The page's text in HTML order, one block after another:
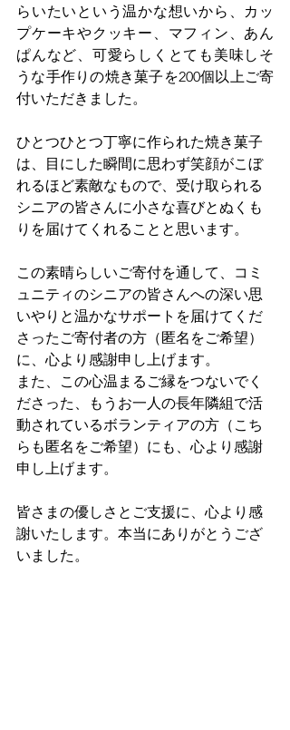
らいたいという温かな想いから、カッ
プケーキやクッキー、マフィン、あん
ぱんなど、可愛らしくとても美味しそ
うな手作りの焼き菓子を200個以上ご寄
付いただきました。
ひとつひとつ丁寧に作られた焼き菓子
は、目にした瞬間に思わず笑顔がこぼ
れるほど素敵なもので、受け取られる
シニアの皆さんに小さな喜びとぬくも
りを届けてくれることと思います。
この素晴らしいご寄付を通して、コミ
ュニティのシニアの皆さんへの深い思
いやりと温かなサポートを届けてくだ
さったご寄付者の方（匿名をご希望）
に、心より感謝申し上げます。
また、この心温まるご縁をつないでく
ださった、もうお一人の長年隣組で活
動されているボランティアの方（こち
らも匿名をご希望）にも、心より感謝
申し上げます。
皆さまの優しさとご支援に、心より感
謝いたします。本当にありがとうござ
いました。